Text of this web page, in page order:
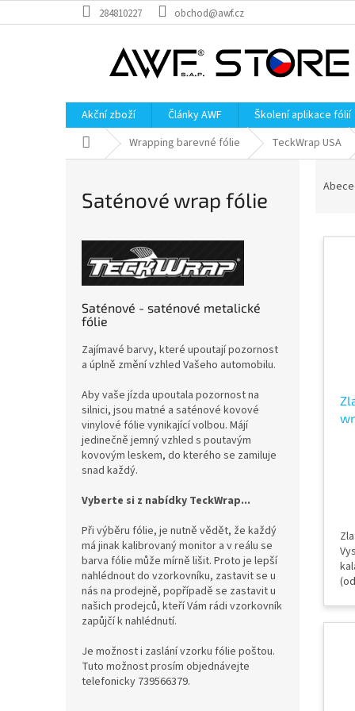
na
284810227 obchod@awf.cz
Akční zboží Články AWF Školení aplikace fólií
Domů Wrapping barevné fólie TeckWrap USA
Saténové wrap fólie
Saténové - saténové metalické
fólie
Zajímavé barvy, které upoutají pozornost
a úplně změní vzhled Vašeho automobilu.
Aby vaše jízda upoutala pozornost na
silnici, jsou matné a saténové kovové
vinylové fólie vynikající volbou. Májí
jedinečně jemný vzhled s poutavým
kovovým leskem, do kterého se zamiluje
snad každý.
Vyberte si z nabídky TeckWrap...
Při výběru fólie, je nutně vědět, že každý
má jinak kalibrovaný monitor a v reálu se
barva fólie může mírně lišit. Proto je lepší
nahlédnout do vzorkovníku, zastavit se u
nás na prodejně, popřípadě se zastavit u
našich prodejců, kteří Vám rádi vzorkovník
zapůjčí k nahlédnutí.
Je možnost i zaslání vzorku fólie poštou.
Tuto možnost prosím objednávejte
telefonicky 739566379.
nV